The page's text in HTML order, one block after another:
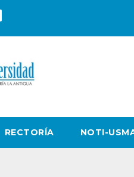
RECTORÍA NOTI-